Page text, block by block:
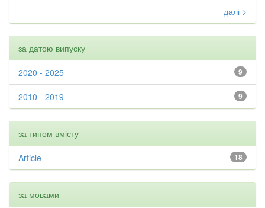
далі >
за датою випуску
9
2020 - 2025
9
2010 - 2019
за типом вмісту
18
Article
за мовами